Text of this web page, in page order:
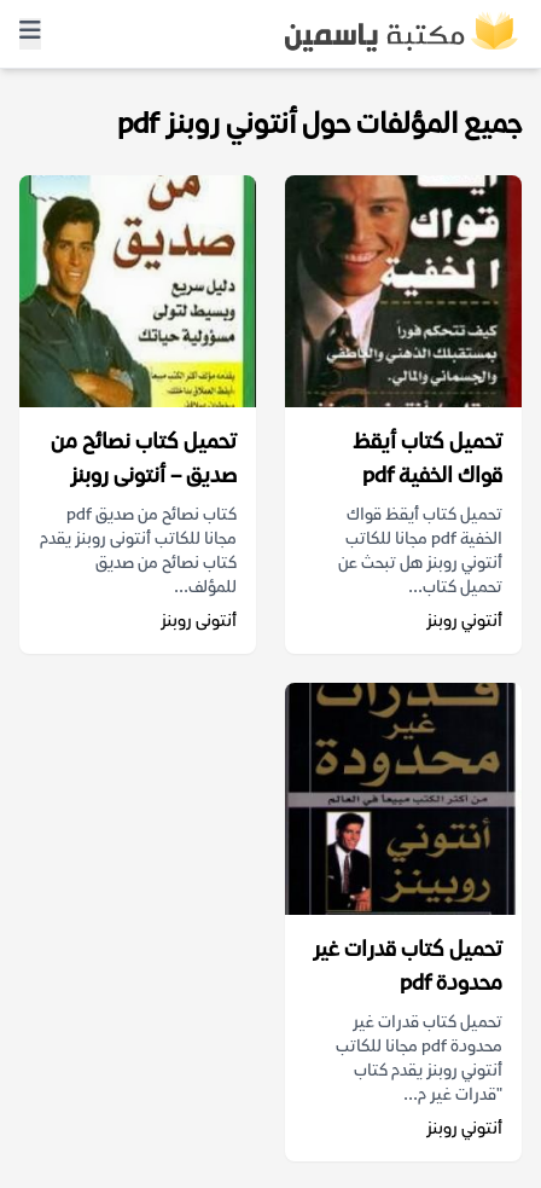
جميع المؤلفات حول أنتوني روبنز pdf
تحميل كتاب أيقظ
قواك الخفية pdf
تحميل كتاب أيقظ قواك
الخفية pdf مجانا للكاتب
أنتوني روبنز هل تبحث عن
تحميل كتاب...
أنتوني روبنز
تحميل كتاب نصائح من
صديق – أنتونى روبنز
كتاب نصائح من صديق pdf
مجانا للكاتب أنتونى روبنز يقدم
كتاب نصائح من صديق
للمؤلف...
أنتونى روبنز
تحميل كتاب قدرات غير
محدودة pdf
تحميل كتاب قدرات غير
محدودة pdf مجانا للكاتب
أنتوني روبنز يقدم كتاب
"قدرات غير م...
أنتوني روبنز